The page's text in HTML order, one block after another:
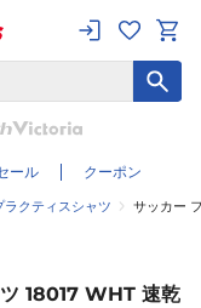
ール クーポン
ラクティスシャツ サッカー
18017 WHT 速乾